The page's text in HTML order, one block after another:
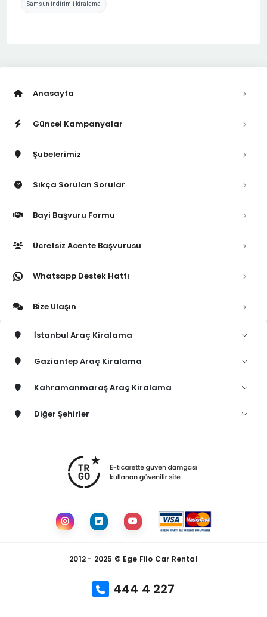
Samsun indirimli kiralama
Anasayfa
Güncel Kampanyalar
Şubelerimiz
Sıkça Sorulan Sorular
Bayi Başvuru Formu
Ücretsiz Acente Başvurusu
Whatsapp Destek Hattı
Bize Ulaşın
İstanbul Araç Kiralama
Gaziantep Araç Kiralama
Kahramanmaraş Araç Kiralama
Diğer Şehirler
2012 - 2025 © Ege Filo Car Rental
444 4 227